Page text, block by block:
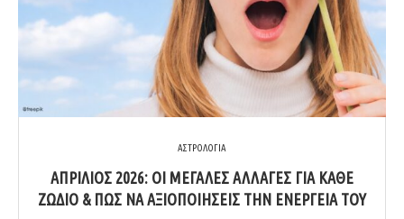
ΑΣΤΡΟΛΟΓΙΑ
ΑΠΡΊΛΙΟΣ 2026: ΟΙ ΜΕΓΆΛΕΣ ΑΛΛΑΓΈΣ ΓΙΑ ΚΆΘΕ
ΖΏΔΙΟ & ΠΏΣ ΝΑ ΑΞΙΟΠΟΙΉΣΕΙΣ ΤΗΝ ΕΝΈΡΓΕΙΆ ΤΟΥ